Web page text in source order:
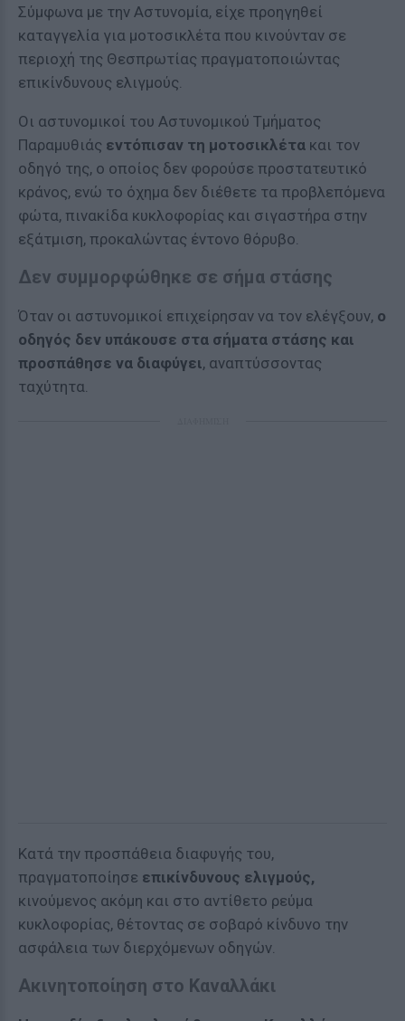
Σύμφωνα με την Αστυνομία, είχε προηγηθεί
καταγγελία για μοτοσικλέτα που κινούνταν σε
περιοχή της Θεσπρωτίας πραγματοποιώντας
επικίνδυνους ελιγμούς.
Οι αστυνομικοί του Αστυνομικού Τμήματος
Παραμυθιάς εντόπισαν τη μοτοσικλέτα και τον
οδηγό της, ο οποίος δεν φορούσε προστατευτικό
κράνος, ενώ το όχημα δεν διέθετε τα προβλεπόμενα
φώτα, πινακίδα κυκλοφορίας και σιγαστήρα στην
εξάτμιση, προκαλώντας έντονο θόρυβο.
Δεν συμμορφώθηκε σε σήμα στάσης
Όταν οι αστυνομικοί επιχείρησαν να τον ελέγξουν, ο
οδηγός δεν υπάκουσε στα σήματα στάσης και
προσπάθησε να διαφύγει, αναπτύσσοντας
ταχύτητα.
Κατά την προσπάθεια διαφυγής του,
πραγματοποίησε επικίνδυνους ελιγμούς,
κινούμενος ακόμη και στο αντίθετο ρεύμα
κυκλοφορίας, θέτοντας σε σοβαρό κίνδυνο την
ασφάλεια των διερχόμενων οδηγών.
Ακινητοποίηση στο Καναλλάκι